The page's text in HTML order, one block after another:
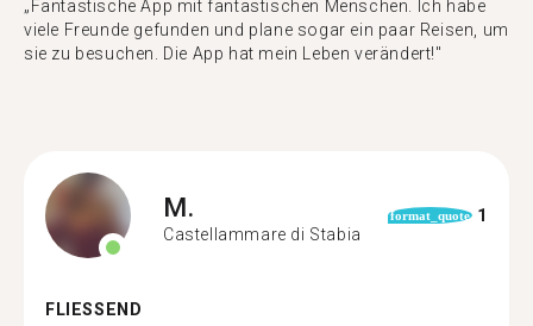
„Fantastische App mit fantastischen Menschen. Ich habe
viele Freunde gefunden und plane sogar ein paar Reisen, um
sie zu besuchen. Die App hat mein Leben verändert!"
M.
Castellammare di Stabia
format_quote 1
FLIESSEND